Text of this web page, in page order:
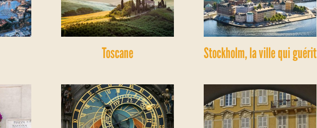
Toscane Stockholm, la ville qui guérit